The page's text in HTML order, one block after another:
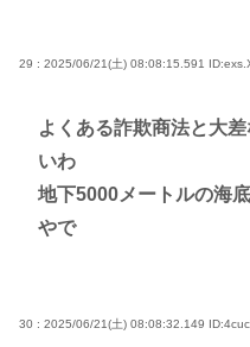
29 : 2025/06/21(土) 08:08:15.591
よくある詐欺商法と大
いわ
地下5000メートルの海
やで
30 : 2025/06/21(土) 08:08:32.149